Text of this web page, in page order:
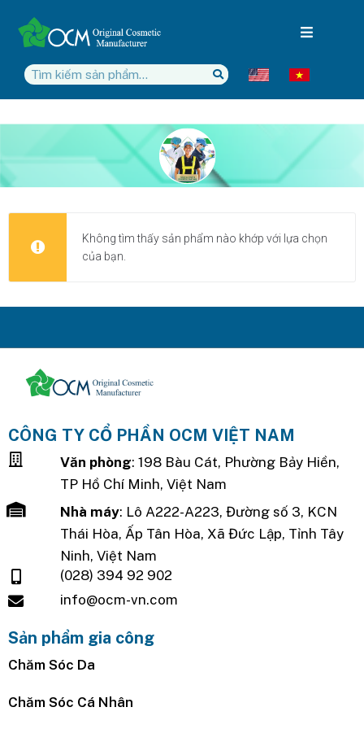
Không tìm thấy sản phẩm nào khớp với lựa chọn
của bạn.
CÔNG TY CỔ PHẦN OCM VIỆT NAM
Văn phòng: 198 Bàu Cát, Phường Bảy Hiền,
TP Hồ Chí Minh, Việt Nam
Nhà máy: Lô A222-A223, Đường số 3, KCN
Thái Hòa, Ấp Tân Hòa, Xã Đức Lập, Tỉnh Tây
Ninh, Việt Nam
(028) 394 92 902
info@ocm-vn.com
Sản phẩm gia công
Chăm Sóc Da
Chăm Sóc Cá Nhân